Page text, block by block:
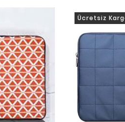
Ücretsiz